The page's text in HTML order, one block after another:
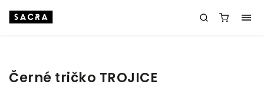
Černé tričko TROJICE